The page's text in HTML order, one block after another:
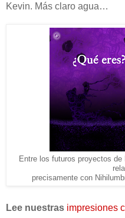
Kevin. Más claro agua…
Entre los futuros proyectos
precisamente con
Lee nuestras impresiones